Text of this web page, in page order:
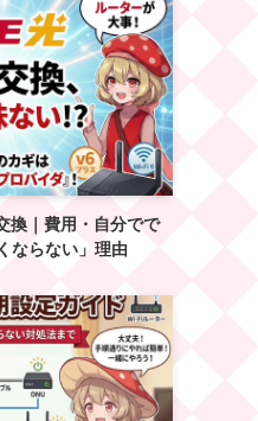
換｜費用・自分でで
ならない」理由